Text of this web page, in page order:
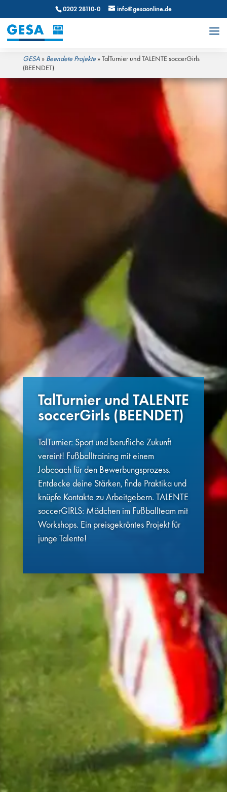
0202 28110-0 info@gesaonline.de
GESA» Beendete Projekte»TalTurnier und TALENTE soccerGirls
(BEENDET)
TalTurnier und TALENTE
soccerGirls (BEENDET)
TalTurnier: Sport und berufliche Zukunft
vereint! Fußballtraining mit einem
Jobcoach für den Bewerbungsprozess.
Entdecke deine Stärken, finde Praktika und
knüpfe Kontakte zu Arbeitgebern. TALENTE
soccerGIRLS: Mädchen im Fußballteam mit
Workshops. Ein preisgekröntes Projekt für
junge Talente!